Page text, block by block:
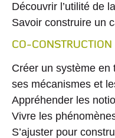
Découvrir l’utilité de
Savoir construire un
CO-CONSTRUCTION
Créer un système en
ses mécanismes et
Appréhender les
Vivre les
S’ajuster pour